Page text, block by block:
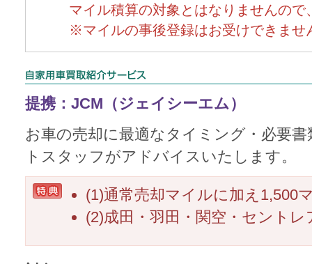
マイル積算の対象とはなりませんので
※マイルの事後登録はお受けできませ
提携：JCM（ジェイシーエム）
お車の売却に最適なタイミング・必要
トスタッフがアドバイスいたします。
(1)通常売却マイルに加え1,500
(2)成田・羽田・関空・セント